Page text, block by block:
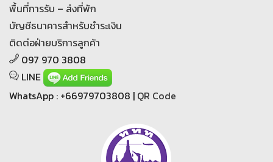
พื้นที่การรับ – ส่งที่พัก
บัญชีธนาคารสำหรับชำระเงิน
ติดต่อฝ่ายบริการลูกค้า
097 970 3808
LINE
WhatsApp : +66979703808 | QR Code